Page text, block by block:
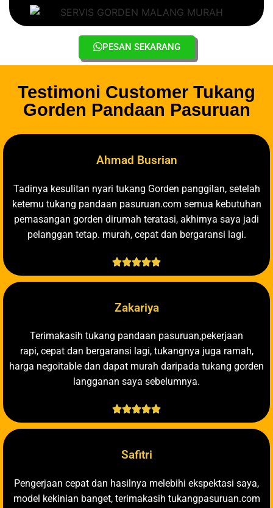
PESAN SEKARANG
Testimoni Customer Tukang
Gorden Pandaan Pasuruan
Ahmad Busrian
Tadinya kesulitan nyari tukang Gorden panggilan, setelah
ketemu tukang pandaan pasuruan.com semua kebutuhan
pemasangan gorden dirumah teratasi, akhirnya saya jadi
pelanggan tetap. murah, cepat dan bergaransi lagi.

Zakariya
Terimakasih tukang pandaan pasuruan,pekerjaan
rapi, cepat dan bergaransi lagi, tukangnya juga ramah,
harga negoitable dan dapat murah daripada tukang gorden
langganan saya sebelumnya.

Safitri
Pengerjaan cepat dan hasilnya melebihi ekspektasi saya,
model kekinian banget, terimakasih tukangpasuruan.com